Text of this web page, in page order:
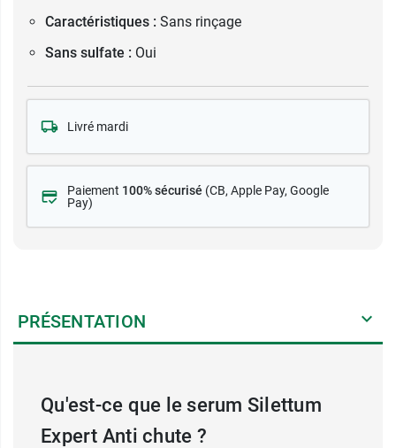
Caractéristiques : Sans rinçage
Sans sulfate : Oui
Livré mardi
Paiement 100% sécurisé (CB, Apple Pay, Google
Pay)
PRÉSENTATION
Qu'est-ce que le serum Silettum
Expert Anti chute ?